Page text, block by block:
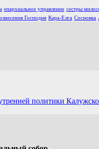
епархиальное управление сестры
Господня Кара-Елга Сосновка
политики